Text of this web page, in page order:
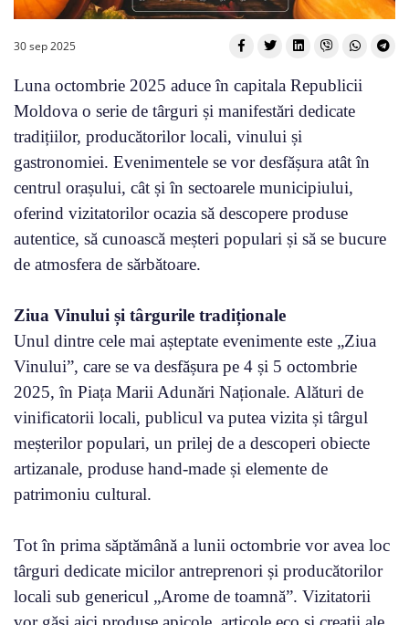
30 sep 2025
Luna octombrie 2025 aduce în capitala Republicii
Moldova o serie de târguri și manifestări dedicate
tradițiilor, producătorilor locali, vinului și
gastronomiei. Evenimentele se vor desfășura atât în
centrul orașului, cât și în sectoarele municipiului,
oferind vizitatorilor ocazia să descopere produse
autentice, să cunoască meșteri populari și să se bucure
de atmosfera de sărbătoare.
Ziua Vinului și târgurile tradiționale
Unul dintre cele mai așteptate evenimente este „Ziua
Vinului”, care se va desfășura pe 4 și 5 octombrie
2025, în Piața Marii Adunări Naționale. Alături de
vinificatorii locali, publicul va putea vizita și târgul
meșterilor populari, un prilej de a descoperi obiecte
artizanale, produse hand-made și elemente de
patrimoniu cultural.
Tot în prima săptămână a lunii octombrie vor avea loc
târguri dedicate micilor antreprenori și producătorilor
locali sub genericul „Arome de toamnă”. Vizitatorii